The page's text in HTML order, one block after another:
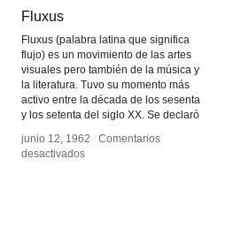
Fluxus
Fluxus (palabra latina que significa
flujo) es un movimiento de las artes
visuales pero también de la música y
la literatura. Tuvo su momento más
activo entre la década de los sesenta
y los setenta del siglo XX. Se declaró
junio 12, 1962 / Comentarios
desactivadosen
Fluxus
junio 12, 1962 / Comentarios
desactivadosen